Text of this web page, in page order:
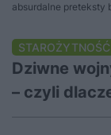
absurdalne preteksty
STAROŻYTNOŚĆ
Dziwne
– czyli